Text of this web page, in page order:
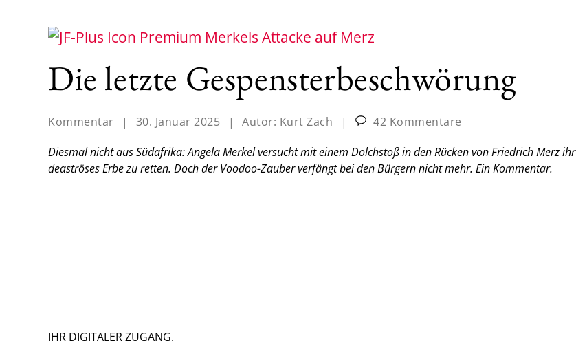
Merkels Attacke auf Merz
Die letzte Gespensterbeschwörung
Kommentar | 30. Januar 2025 | Autor: Kurt Zach |
42 Kommentare
Diesmal nicht aus Südafrika: Angela Merkel versucht mit einem Dolchstoß in den Rücken von Friedrich Merz ihr
deaströses Erbe zu retten. Doch der Voodoo-Zauber verfängt bei den Bürgern nicht mehr. Ein Kommentar.
IHR DIGITALER ZUGANG.